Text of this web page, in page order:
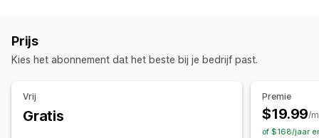
Broodkruimels
Rich snippets
JSON-LD Schema's
Robots.txt
Beeldoptimalisatie
Contentoptimalisatie
Optimalisatie van metagegevens
Acties
Prijs
Kies het abonnement dat het beste bij je bedrijf past.
Vrij
Gratis
Premie
$19.99/
of $168/jaar